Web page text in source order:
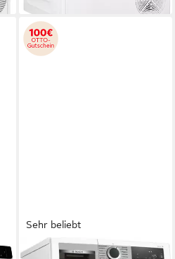
Sehr beliebt
BOSCH